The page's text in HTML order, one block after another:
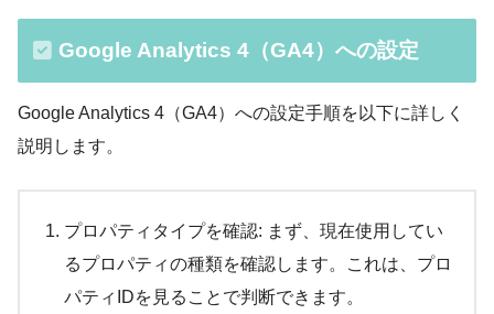
Google Analytics 4（GA4）への設定
Google Analytics 4（GA4）への設定手順を以下に詳しく
説明します。
プロパティタイプを確認: まず、現在使用してい
るプロパティの種類を確認します。これは、プロ
パティIDを見ることで判断できます。